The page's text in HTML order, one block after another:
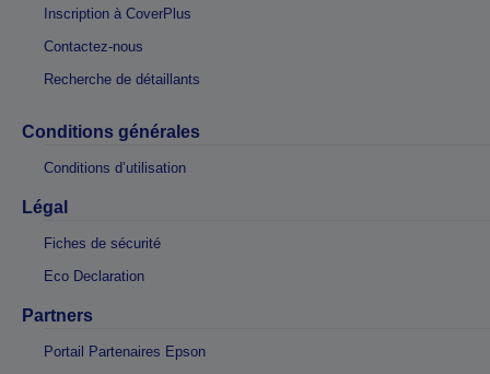
Inscription à CoverPlus
Contactez-nous
Recherche de détaillants
Conditions générales
Conditions d’utilisation
Légal
Fiches de sécurité
Eco Declaration
Partners
Portail Partenaires Epson